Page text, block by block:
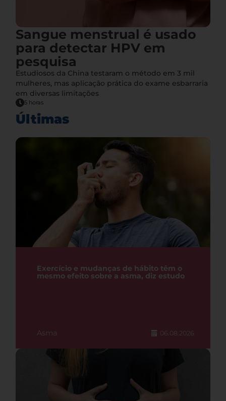
Sangue menstrual é usado
para detectar HPV em
pesquisa
Estudiosos da China testaram o método em 3 mil
mulheres, mas aplicação prática do exame esbarraria
em diversas limitações
5 horas
Últimas
Exercício e mudanças de hábito têm o
mesmo efeito sobre a asma, diz estudo
Asma 06.08.2026